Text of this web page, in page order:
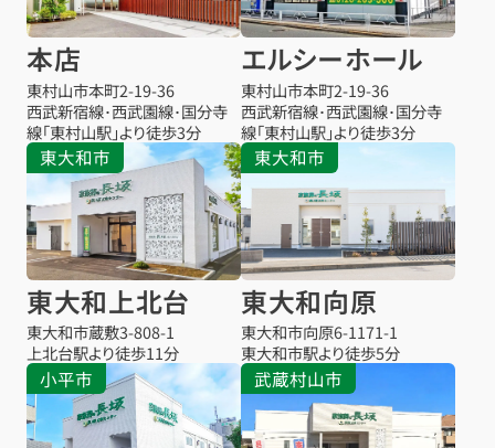
本店
東村山市本町2-19-36
西武新宿線･西武園線･国分寺
線「東村山駅」より徒歩3分
エルシーホール
東村山市本町2-19-36
西武新宿線･西武園線･国分寺
線「東村山駅」より徒歩3分
東大和市
東大和上北台
東大和市蔵敷3-808-1
上北台駅より徒歩11分
東大和市
東大和向原
東大和市向原6-1171-1
東大和市駅より徒歩5分
小平市 武蔵村山市